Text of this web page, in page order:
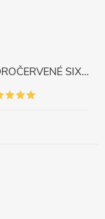
Dětské tričko s potiskem MODROČERVENÉ SIX SEVEN 67